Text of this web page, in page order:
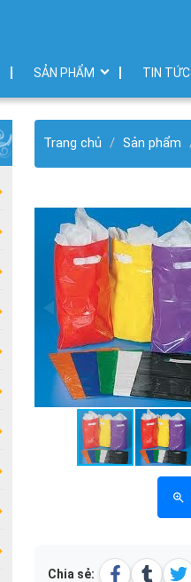
SẢN PHẨM TIN TỨC
Trang chủ Sản phẩm
Chia sẻ: